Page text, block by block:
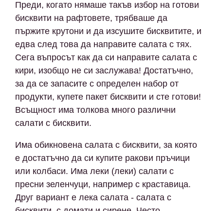
Преди, когато нямаше такъв избор на готови
бисквити на рафтовете, трябваше да
пържите крутони и да изсушите бисквитите, и
едва след това да направите салата с тях.
Сега въпросът как да си направите салата с
кири, изобщо не си заслужава! Достатъчно,
за да се запасите с определен набор от
продукти, купете пакет бисквити и сте готови!
Всъщност има толкова много различни
салати с бисквити.
Има обикновена салата с бисквити, за която
е достатъчно да си купите ракови пръчици
или колбаси. Има леки (леки) салати с
пресни зеленчуци, например с краставица.
Друг вариант е лека салата - салата с